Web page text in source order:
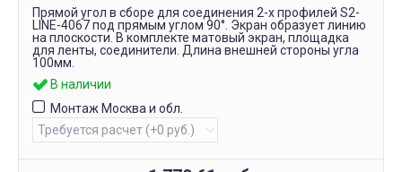
Прямой угол в сборе для соединения 2-х профилей S2-
LINE-4067 под прямым углом 90°. Экран образует линию
на плоскости. В комплекте матовый экран, площадка
для ленты, соединители. Длина внешней стороны угла
100мм.
В наличии
Монтаж Москва и обл.